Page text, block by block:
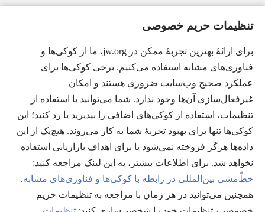
تنظیمات حریم خصوصی
برای ارائهٔ بهترین تجربهٔ ممکن در jw.org، ما از کوکی‌ها و
فناوری‌های مشابه استفاده می‌کنیم. برخی کوکی‌ها برای
عملکرد صحیح وب‌سایت ضروری هستند و امکان
غیرفعال‌سازی آن‌ها وجود ندارد. شما می‌توانید با استفاده از
تنظیمات، استفاده از کوکی‌های اضافی را بپذیرید یا رد کنید؛ این
کوکی‌ها تنها برای بهبود تجربهٔ شما به کار می‌روند. هیچ‌یک از این
داده‌ها هرگز فروخته نمی‌شود یا برای اهداف بازاریابی استفاده
نخواهد شد. برای اطلاعات بیشتر، به این لینک مراجعه کنید:‏
خطّ‌مشی بین‌المللی در رابطه با کوکی‌ها و فناوری‌های مشابه.
همچنین می‌توانید در هر زمان با مراجعه به تنظیمات حریم
(پنجره‌ای
جدید
می‌شود)
کتابخانهٔ آنلاین نشریات شاهدان یَهُوَه
(پنجره‌ای
جدید
می‌شود)
JW Hub
®
(پنجره‌ای
باز
می‌شود)
®
JW Library
Watchtower Library